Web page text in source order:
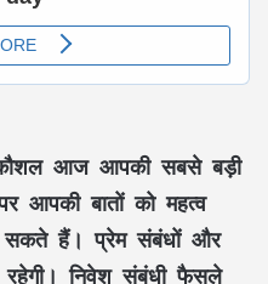
कौशल आज आपकी सबसे बड़ी
आपकी बातों को महत्व
सकते हैं। प्रेम संबंधों और